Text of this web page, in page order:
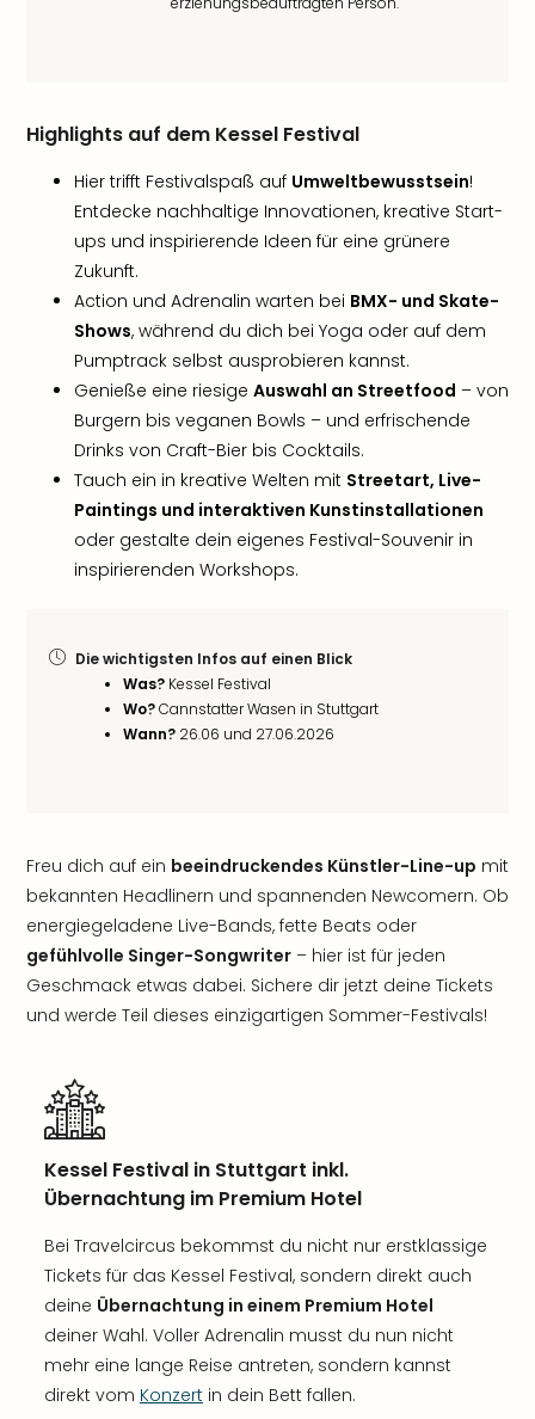
Highlights auf dem Kessel Festival
Hier trifft Festivalspaß auf Umweltbewusstsein!
Entdecke nachhaltige Innovationen, kreative Start-
ups und inspirierende Ideen für eine grünere
Zukunft.
Action und Adrenalin warten bei BMX- und Skate-
Shows, während du dich bei Yoga oder auf dem
Pumptrack selbst ausprobieren kannst.
Genieße eine riesige Auswahl an Streetfood – von
Burgern bis veganen Bowls – und erfrischende
Drinks von Craft-Bier bis Cocktails.
Tauch ein in kreative Welten mit Streetart, Live-
Paintings und interaktiven Kunstinstallationen
oder gestalte dein eigenes Festival-Souvenir in
inspirierenden Workshops.
Die wichtigsten Infos auf einen Blick
Was? Kessel Festival
Wo?Cannstatter Wasen in Stuttgart
Wann? 26.06 und 27.06.2026
Freu dich auf ein beeindruckendes Künstler-Line-up mit
bekannten Headlinern und spannenden Newcomern. Ob
energiegeladene Live-Bands, fette Beats oder
gefühlvolle Singer-Songwriter – hier ist für jeden
Geschmack etwas dabei. Sichere dir jetzt deine Tickets
und werde Teil dieses einzigartigen Sommer-Festivals!
Kessel Festival in Stuttgart inkl.
Übernachtung im Premium Hotel
Bei Travelcircus bekommst du nicht nur erstklassige
Tickets für das Kessel Festival, sondern direkt auch
deine Übernachtung in einem Premium Hotel
deiner Wahl. Voller Adrenalin musst du nun nicht
mehr eine lange Reise antreten, sondern kannst
direkt vom Konzert in dein Bett fallen.